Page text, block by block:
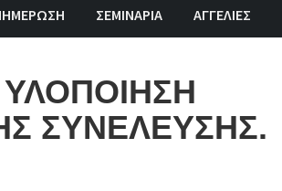
ΣΕΜΙΝΑΡΙΑ ΑΓΓΕΛΊΕΣ
ΣΥΝΕΛΕΥΣΗΣ.